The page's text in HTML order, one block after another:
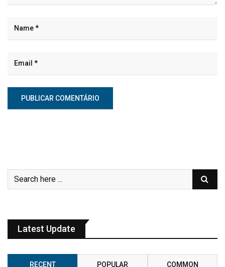
Latest Update
RECENT POPULAR COMMON